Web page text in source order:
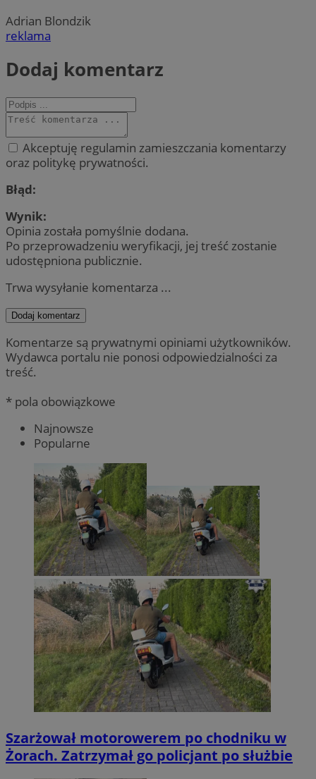
Adrian Blondzik
reklama
Dodaj komentarz
Akceptuję regulamin zamieszczania komentarzy
oraz politykę prywatności.
Błąd:
Wynik:
Opinia została pomyślnie dodana.
Po przeprowadzeniu weryfikacji, jej treść zostanie
udostępniona publicznie.
Trwa wysyłanie komentarza ...
Dodaj komentarz
Komentarze są prywatnymi opiniami użytkowników.
Wydawca portalu nie ponosi odpowiedzialności za
treść.
* pola obowiązkowe
Najnowsze
Popularne
Szarżował motorowerem po chodniku w
Żorach. Zatrzymał go policjant po służbie